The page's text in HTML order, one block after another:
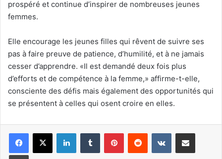
prospéré et continue d’inspirer de nombreuses jeunes
femmes.
Elle encourage les jeunes filles qui rêvent de suivre ses
pas à faire preuve de patience, d’humilité, et à ne jamais
cesser d’apprendre. «Il est demandé deux fois plus
d’efforts et de compétence à la femme,» affirme-t-elle,
consciente des défis mais également des opportunités qui
se présentent à celles qui osent croire en elles.
LinkedinTumblr PinterestReddit VKontaktePartager par email
Imprimer